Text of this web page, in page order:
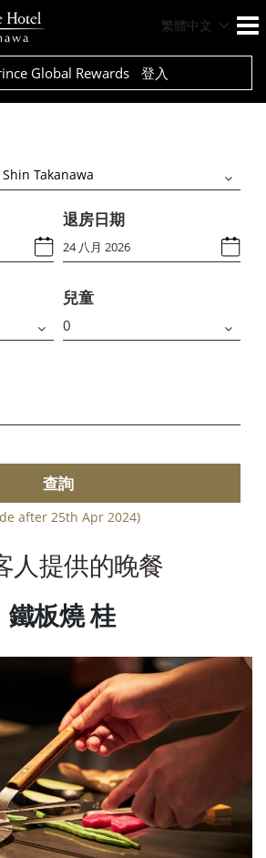
繁體中文
Global Rewards 登入
Takanawa
退房日期
兒童
查詢
after 25th Apr 2024)
人提供的晚餐
鐵板燒 桂